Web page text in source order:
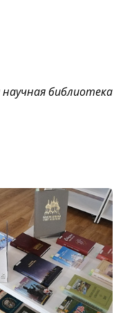
библиотека